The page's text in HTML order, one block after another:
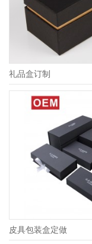
礼品盒订制
皮具包装盒定做